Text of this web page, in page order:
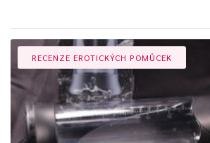
RECENZE EROTICKÝCH POMŮCEK